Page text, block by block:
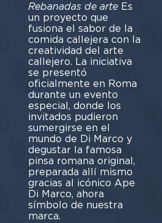
Rebanadas de arteEs
un proyecto que
fusiona el sabor de la
comida callejera con la
creatividad del arte
callejero. La iniciativa
se presentó
oficialmente en Roma
durante un evento
especial, donde los
invitados pudieron
sumergirse en el
mundo de Di Marco y
degustar la famosa
pinsa romana original,
preparada allí mismo
gracias al icónico Ape
Di Marco, ahora
símbolo de nuestra
marca.